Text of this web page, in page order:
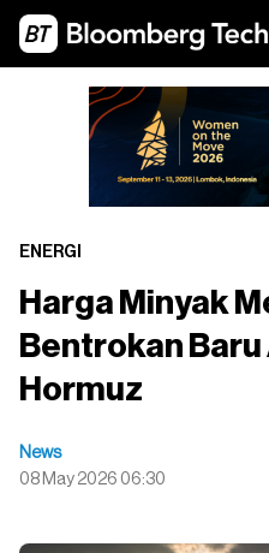
ENERGI
Harga Minyak
Bentrokan
Hormuz
News
08 May 2026 06:30